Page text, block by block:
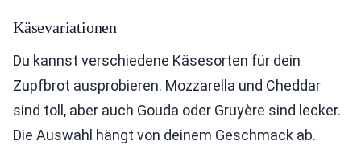
Käsevariationen
Du kannst verschiedene Käsesorten für dein
Zupfbrot ausprobieren. Mozzarella und Cheddar
sind toll, aber auch Gouda oder Gruyère sind lecker.
Die Auswahl hängt von deinem Geschmack ab.